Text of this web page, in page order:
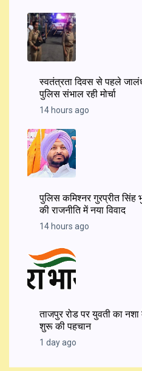
स्वतंत्रता दिवस से पहले
पुलिस संभाल रही मोर्चा
14 hours ago
पुलिस कमिश्नर गुरप्रीत
की राजनीति में नया विवाद
14 hours ago
ताजपुर रोड पर युवती का
शुरू की पहचान
1 day ago